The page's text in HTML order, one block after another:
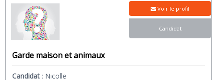
Garde maison et animaux
Candidat : Nicolle
Voir le profil
Candidat